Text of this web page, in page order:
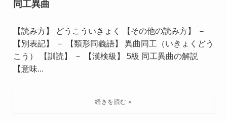
同工異曲
【読み方】 どうこういきょく 【その他の読み方】 －
【別表記】 － 【類形同義語】 異曲同工（いきょくどう
こう） 【訓読】 － 【漢検級】 5級 同工異曲の解説
【意味...